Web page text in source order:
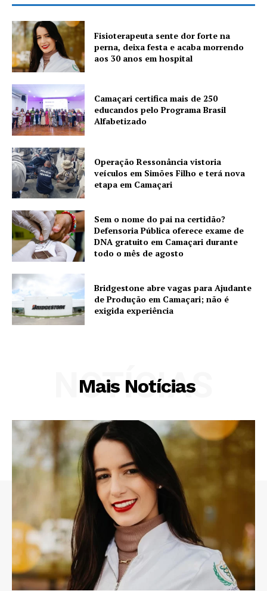
Fisioterapeuta sente dor forte na
perna, deixa festa e acaba morrendo
aos 30 anos em hospital
Camaçari certifica mais de 250
educandos pelo Programa Brasil
Alfabetizado
Operação Ressonância vistoria
veículos em Simões Filho e terá nova
etapa em Camaçari
Sem o nome do pai na certidão?
Defensoria Pública oferece exame de
DNA gratuito em Camaçari durante
todo o mês de agosto
Bridgestone abre vagas para Ajudante
de Produção em Camaçari; não é
exigida experiência
Mais Notícias
NOTÍCIAS